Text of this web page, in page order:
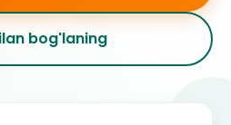
bog'laning